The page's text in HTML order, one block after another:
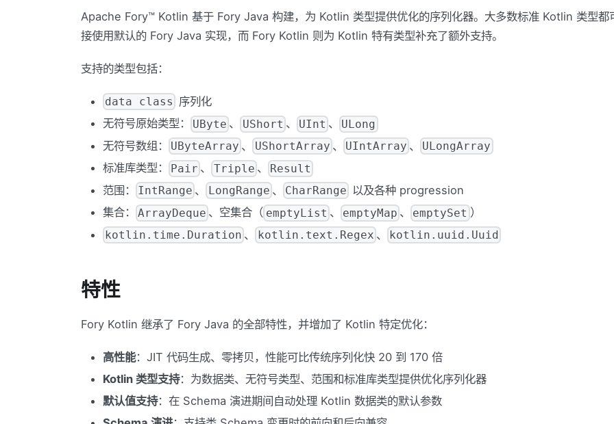
Apache Fory™ Kotlin 基于 Fory Java 构建，为 Kotlin 类型提供优化的序列化器。大多数标准 Kotlin 类型都
接使用默认的 Fory Java 实现，而 Fory Kotlin 则为 Kotlin 特有类型补充了额外支持。
支持的类型包括：
data class 序列化
无符号原始类型：
UByte 、 UShort 、 UInt 、 ULong
无符号数组： UByteArray 、 UShortArray 、 UIntArray 、 ULongArray
标准库类型： Pair 、 Triple 、 Result
范围： IntRange 、 LongRange 、 CharRange 以及各种 progression
集合：
ArrayDeque 、空集合（ emptyList 、 emptyMap 、 emptySet ）
kotlin.time.Duration 、 kotlin.text.Regex 、 kotlin.uuid.Uuid
特性
Fory Kotlin 继承了 Fory Java 的全部特性，并增加了 Kotlin 特定优化：
高性能：JIT 代码生成、零拷贝，性能可比传统序列化快 20 到 170 倍
Kotlin 类型支持：为数据类、无符号类型、范围和标准库类型提供优化序列化器
默认值支持：在 Schema 演进期间自动处理 Kotlin 数据类的默认参数